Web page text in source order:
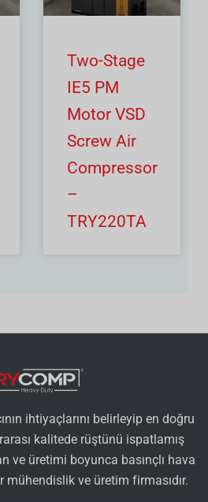
Two-Stage
IE5 PM
Motor VSD
Screw Air
Compressor
–
TRY220TA
ihtiyaçlarını belirleyip en doğru
kalitede rüştünü ispatlamış
ve üretimi boyunca basınçlı hava
mühendislik ve üretim firmasıdır.